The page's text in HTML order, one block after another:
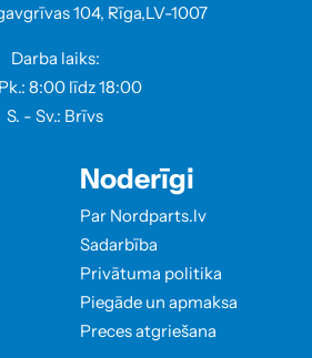
104, Rīga,LV-1007
Darba laiks:
8:00 līdz 18:00
S. - Sv.: Brīvs
Noderīgi
Par Nordparts.lv
Sadarbība
Privātuma politika
Piegāde un apmaksa
Preces atgriešana